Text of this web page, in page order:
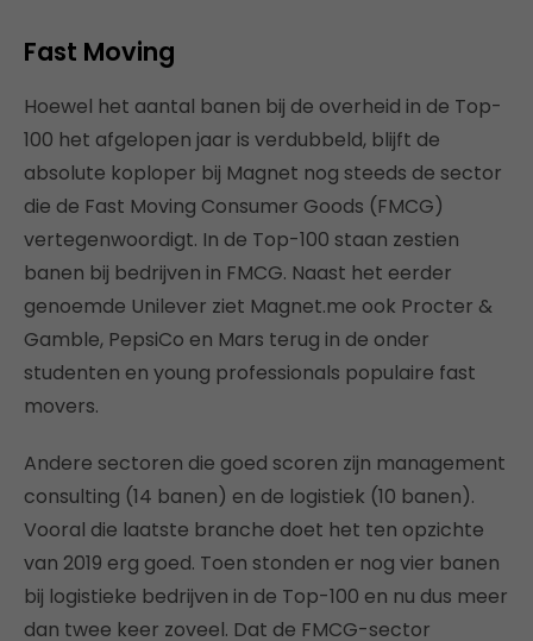
Fast Moving
Hoewel het aantal banen bij de overheid in de Top-
100 het afgelopen jaar is verdubbeld, blijft de
absolute koploper bij Magnet nog steeds de sector
die de Fast Moving Consumer Goods (FMCG)
vertegenwoordigt. In de Top-100 staan zestien
banen bij bedrijven in FMCG. Naast het eerder
genoemde Unilever ziet Magnet.me ook Procter &
Gamble, PepsiCo en Mars terug in de onder
studenten en young professionals populaire fast
movers.
Andere sectoren die goed scoren zijn management
consulting (14 banen) en de logistiek (10 banen).
Vooral die laatste branche doet het ten opzichte
van 2019 erg goed. Toen stonden er nog vier banen
bij logistieke bedrijven in de Top-100 en nu dus meer
dan twee keer zoveel. Dat de FMCG-sector